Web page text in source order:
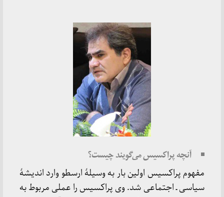
آنچه پراکسیس می‌گویند چیست؟
مفهوم پراکسیس اولین بار به وسیلهٔ ارسطو وارد اندیشهٔ
سیاسی ـ اجتماعی شد. وی پراکسیس را عملی مربوط به